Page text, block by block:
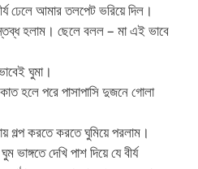
ঢেলে আমার তলপেট ভরিয়ে দিল।
হলাম। ছেলে বলল – মা এই ভাবে
ঘুমা।
হলে পরে পাসাপাসি দুজনে গোলা
গল্প করতে করতে ঘুমিয়ে পরলাম।
দেখি পাশ দিয়ে যে বীর্য